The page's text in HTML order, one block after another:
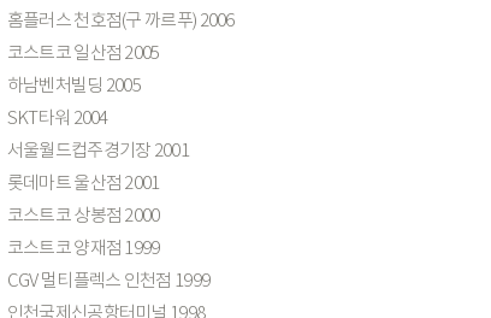
홈플러스 천호점(구 까르푸) 2006
코스트코 일산점 2005
하남벤처빌딩 2005
SKT타워 2004
서울월드컵주경기장 2001
롯데마트 울산점 2001
코스트코 상봉점 2000
코스트코 양재점 1999
CGV 멀티플렉스 인천점 1999
인천국제신공항터미널 1998